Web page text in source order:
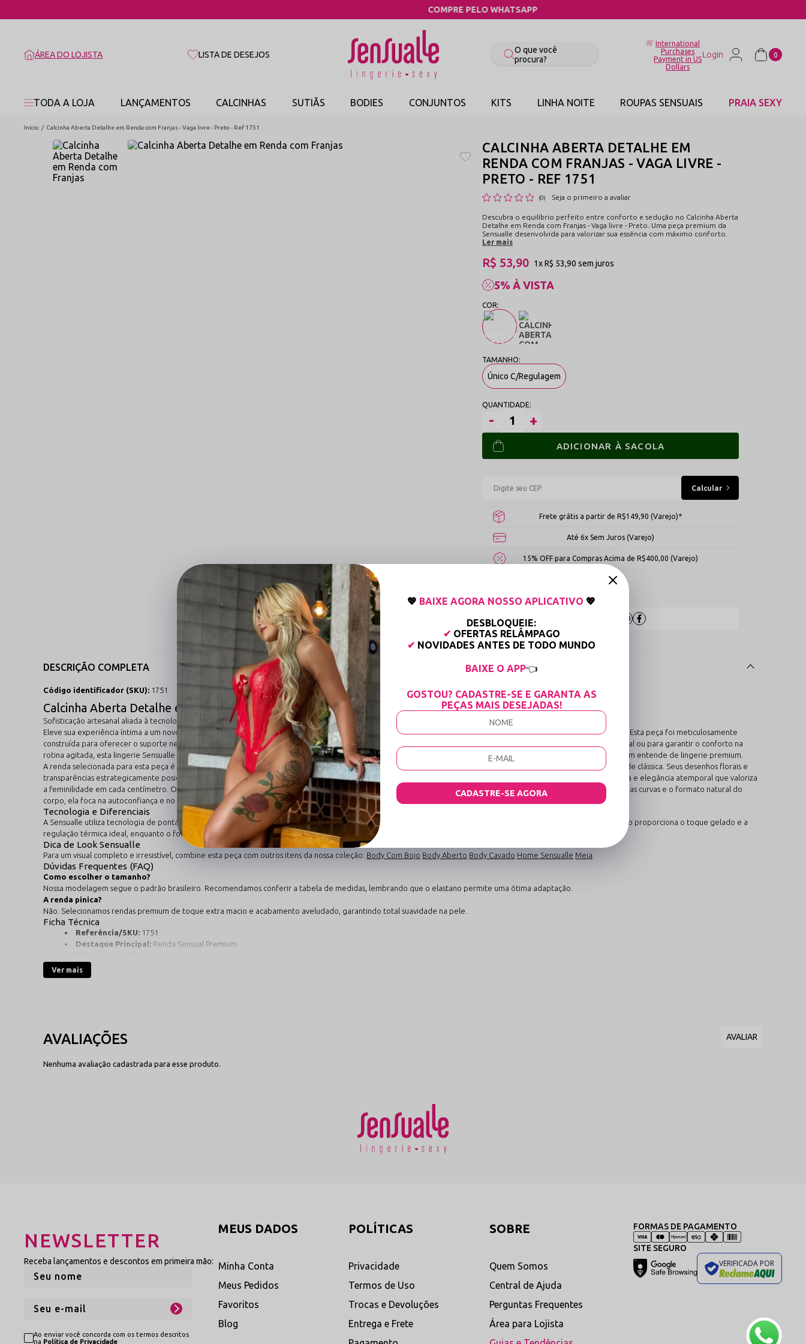
COMPRE PELO WHATSAPP
ÁREA DO LOJISTA LISTA DE DESEJOS
International
Purchases
Payment in US
Dollars
0
TODA A LOJA LANÇAMENTOS CALCINHAS SUTIÃS BODIES CONJUNTOS KITS LINHA NOITE ROUPAS SENSUAIS PRAIA SEXY
Início Calcinha Aberta Detalhe em Renda com Franjas - Vaga livre - Preto - Ref 1751
CALCINHA ABERTA DETALHE EM
RENDA COM FRANJAS - VAGA LIVRE -
PRETO - REF 1751
(0) Seja o primeiro a avaliar
Descubra o equilíbrio perfeito entre conforto e sedução no Calcinha Aberta
Detalhe em Renda com Franjas - Vaga livre - Preto. Uma peça premium da
Sensualle desenvolvida para valorizar sua essência com máximo conforto.
Ler mais
5% À VISTA
R$ 53,90 1xR$ 53,90 sem juros
Único C/Regulagem
ADICIONAR À SACOLA
Frete grátis a partir de R$149,90 (Varejo)*
Até 6x Sem Juros (Varejo)
15% OFF para Compras Acima de R$400,00 (Varejo)
DESCRIÇÃO COMPLETA
Código identificador (SKU): 1751
Calcinha Aberta Detalhe em Renda com Franjas - Vaga livre - Preto
Sofisticação artesanal aliada à tecnologia têxtil de ponta.
Eleve sua experiência íntima a um novo patamar com a Calcinha Aberta Detalhe em Renda com Franjas - Vaga livre - Preto, uma obra-prima de design e funcionalidade. Esta peça foi meticulosamente
construída para oferecer o suporte necessário com uma leveza sem igual, utilizando tecidos que se moldam perfeitamente ao corpo. Seja para compor um look especial ou para garantir o conforto na
rotina agitada, esta lingerie Sensualle é a declaração definitiva de que você não precisa escolher entre estilo e bem-estar. Sinta a diferença de uma peça feita por quem entende de lingerie premium.
A renda selecionada para esta peça é de padrão internacional, apresentando um toque extra macio que respeita a sensibilidade da pele enquanto exalta a sensualidade clássica. Seus desenhos florais e
transparências estrategicamente posicionadas criam um visual romântico e poderoso ao mesmo tempo, transformando o uso diário em um ritual de sedução sofisticada e elegância atemporal que valoriza
a feminilidade em cada centímetro. O design aberto desta peça é a expressão máxima da audácia e da sedução estratégica. Com aberturas desenhadas para valorizar as curvas e o formato natural do
corpo, ela foca na autoconfiança e no poder feminino, sem jamais abrir mão do acabamento refinado e da qualidade superior da Sensualle Lingerie.
Tecnologia e Diferenciais
A Sensualle utiliza tecnologia de ponta na tecelagem para garantir fios que não deformam e mantêm a intensidade das cores. A combinação de poliamida com elastano proporciona o toque gelado e a
regulação térmica ideal, enquanto o forro de algodão natural protege a sua saúde íntima com máxima eficácia.
Dica de Look Sensualle
Para um visual completo e irresistível, combine esta peça com outros itens da nossa coleção: Body Com Bojo Body Aberto Body Cavado Home Sensualle Meia
Dúvidas Frequentes (FAQ)
Como escolher o tamanho?
Nossa modelagem segue o padrão brasileiro. Recomendamos conferir a tabela de medidas, lembrando que o elastano permite uma ótima adaptação.
A renda pinica?
Não. Selecionamos rendas premium de toque extra macio e acabamento aveludado, garantindo total suavidade na pele.
Ficha Técnica
Referência/SKU: 1751
Destaque Principal: Renda Sensual Premium
Composição:
Cuidados:
Ver mais
Nenhuma avaliação cadastrada para esse produto.
NEWSLETTER
Receba lançamentos e descontos em primeira mão:
Ao enviar você concorda com os termos descritos
na Política de Privacidade
MEUS DADOS
Minha Conta
Meus Pedidos
Favoritos
Blog
POLÍTICAS
Privacidade
Termos de Uso
Trocas e Devoluções
Entrega e Frete
SOBRE
Quem Somos
Central de Ajuda
Perguntas Frequentes
Área para Lojista
FORMAS DE PAGAMENTO
SITE SEGURO
VERIFICADA POR
💖 BAIXE AGORA NOSSO APLICATIVO 💖
DESBLOQUEIE:
✔ OFERTAS RELÂMPAGO
✔ NOVIDADES ANTES DE TODO MUNDO
BAIXE O APP👈
GOSTOU? CADASTRE-SE E GARANTA AS
PEÇAS MAIS DESEJADAS!
CADASTRE-SE AGORA